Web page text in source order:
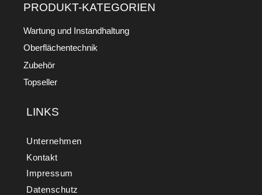
PRODUKT-KATEGORIEN
Wartung und Instandhaltung
Oberflächentechnik
Zubehör
Topseller
LINKS
Unternehmen
Kontakt
Impressum
Datenschutz